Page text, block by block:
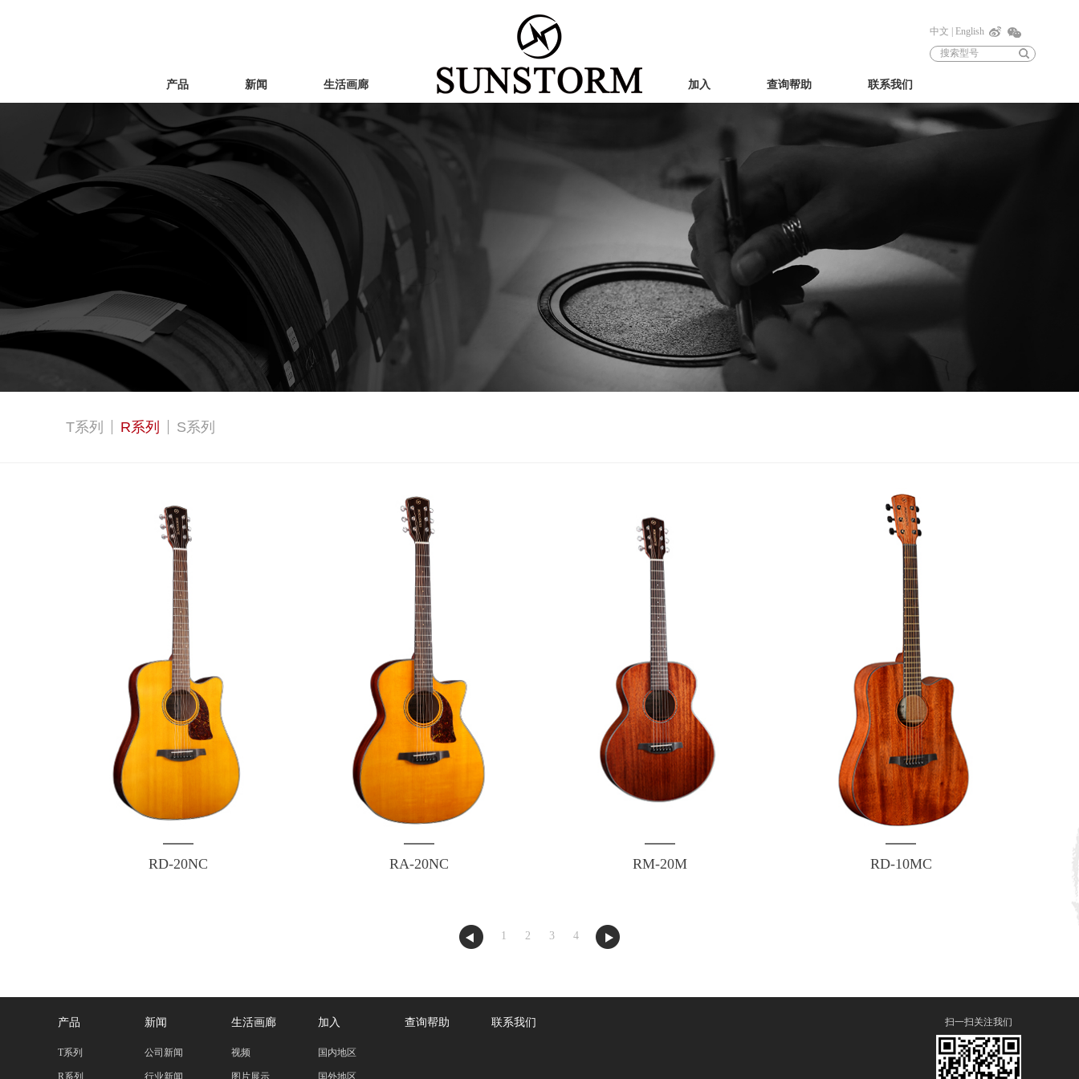
中文 English
产品
T系列 S系列
新闻
公司新闻 行业新闻
生活画廊
图片展示
加入
国内地区 国外地区
查询帮助 联系我们
T系列 R系列 S系列
RD-20NC RA-20NC RM-20M RD-10MC
1 2 3 4
产品
T系列
R系列
新闻
公司新闻
行业新闻
生活画廊
视频
图片展示
加入
国内地区
国外地区
查询帮助 联系我们 扫一扫关注我们